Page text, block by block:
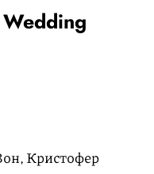
Wedding
Кристофер